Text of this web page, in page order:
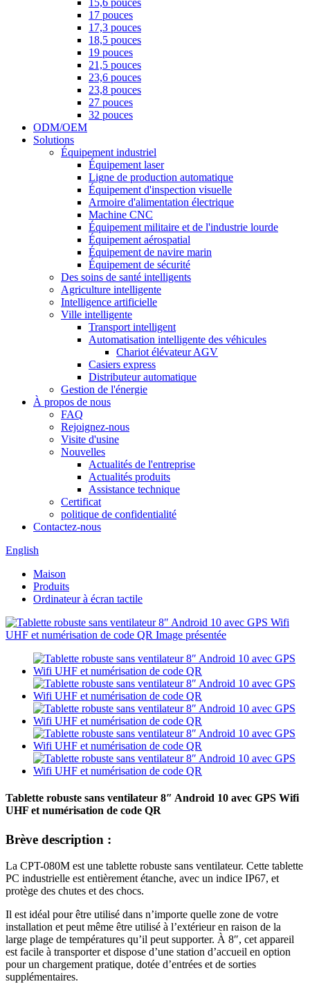
15,6 pouces
17 pouces
17,3 pouces
18,5 pouces
19 pouces
21,5 pouces
23,6 pouces
23,8 pouces
27 pouces
32 pouces
ODM/OEM
Solutions
Équipement industriel
Équipement laser
Ligne de production automatique
Équipement d'inspection visuelle
Armoire d'alimentation électrique
Machine CNC
Équipement militaire et de l'industrie lourde
Équipement aérospatial
Équipement de navire marin
Équipement de sécurité
Des soins de santé intelligents
Agriculture intelligente
Intelligence artificielle
Ville intelligente
Transport intelligent
Automatisation intelligente des véhicules
Chariot élévateur AGV
Casiers express
Distributeur automatique
Gestion de l'énergie
À propos de nous
FAQ
Rejoignez-nous
Visite d'usine
Nouvelles
Actualités de l'entreprise
Actualités produits
Assistance technique
Certificat
politique de confidentialité
Contactez-nous
English
Maison
Produits
Ordinateur à écran tactile
Tablette robuste sans ventilateur 8″ Android 10 avec GPS Wifi
UHF et numérisation de code QR
Brève description :
La CPT-080M est une tablette robuste sans ventilateur. Cette tablette
PC industrielle est entièrement étanche, avec un indice IP67, et
protège des chutes et des chocs.
Il est idéal pour être utilisé dans n’importe quelle zone de votre
installation et peut même être utilisé à l’extérieur en raison de la
large plage de températures qu’il peut supporter. À 8″, cet appareil
est facile à transporter et dispose d’une station d’accueil en option
pour un chargement pratique, dotée d’entrées et de sorties
supplémentaires.